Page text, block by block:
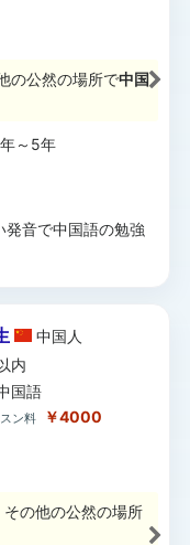
の公然の場所で中国
～5年
音で中国語の勉強
中国 人
内
国語
ン料 ￥4000
の他の公然の場所